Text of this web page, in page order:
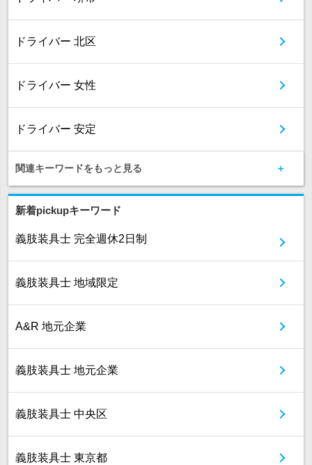
ドライバー 北区
ドライバー 女性
ドライバー 安定
関連キーワードをもっと見る
新着pickupキーワード
義肢装具士 完全週休2日制
義肢装具士 地域限定
A&R 地元企業
義肢装具士 地元企業
義肢装具士 中央区
義肢装具士 東京都